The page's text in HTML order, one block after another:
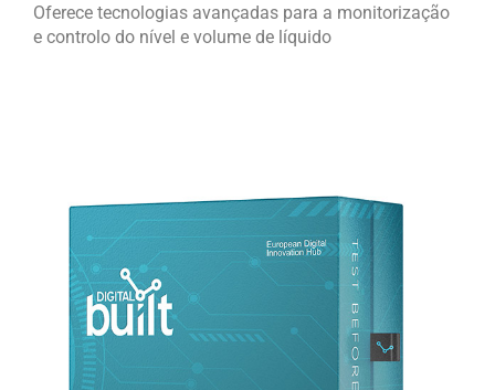
Oferece tecnologias avançadas para a monitorização
e controlo do nível e volume de líquido